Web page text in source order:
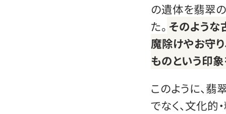
の遺体を翡翠
た。 そのような
魔除けやお守
ものという印象
このように、
でなく、文化